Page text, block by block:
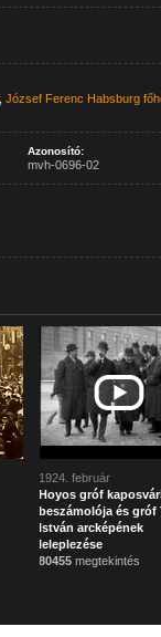
,József Ferenc Habsburg
Azonosító:
mvh-0696-02
1924. február
Hoyos gróf
beszámolója és gróf
István arcképének
leleplezése
80455 megtekintés